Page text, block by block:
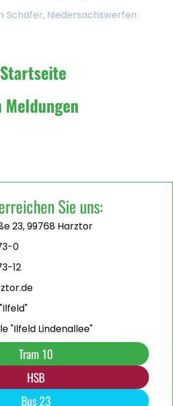
Schäfer, Niedersachswerfen
Sie uns:
23, 99768 Harztor
0
12
"Ilfeld Lindenallee"
Tram 10
HSB
Bus 23